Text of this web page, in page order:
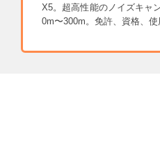
X5。超高性能のノイズキャ
0m〜300m。免許、資格、